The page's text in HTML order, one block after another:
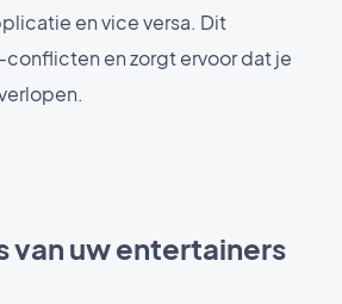
en vice versa. Dit
en zorgt ervoor dat je
van uw entertainers